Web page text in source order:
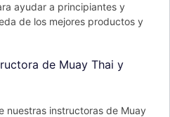
ayudar a principiantes y
de los mejores productos y
de Muay Thai y
nuestras instructoras de Muay